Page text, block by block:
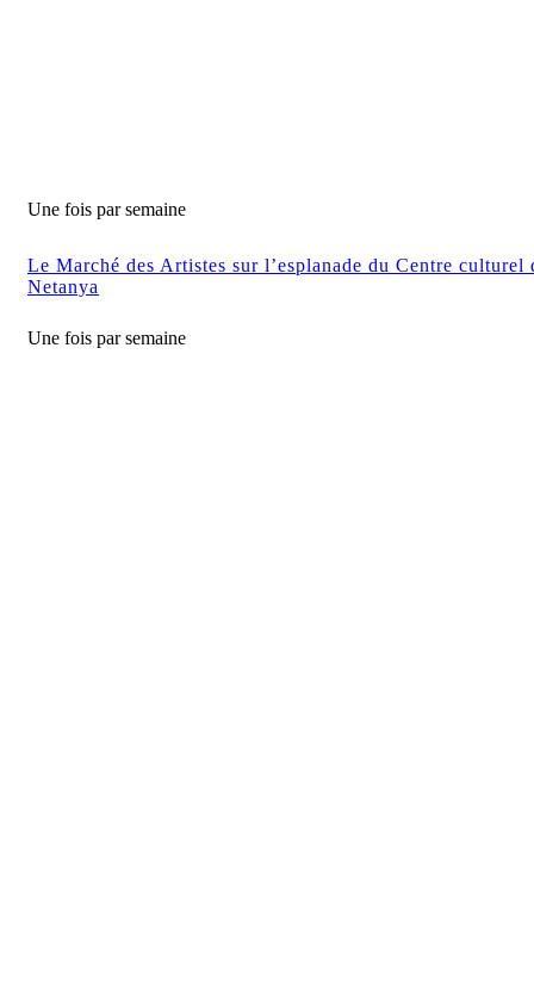
Une fois par semaine
Le Marché des Artistes sur l’esplanade du Centre culturel
Netanya
Une fois par semaine